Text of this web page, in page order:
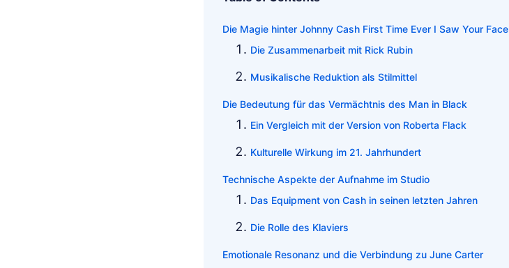
Die Magie hinter Johnny Cash First Time Ever I Saw Your Face
Die Zusammenarbeit mit Rick Rubin
Musikalische Reduktion als Stilmittel
Die Bedeutung für das Vermächtnis des Man in Black
Ein Vergleich mit der Version von Roberta Flack
Kulturelle Wirkung im 21. Jahrhundert
Technische Aspekte der Aufnahme im Studio
Das Equipment von Cash in seinen letzten Jahren
Die Rolle des Klaviers
Emotionale Resonanz und die Verbindung zu June Carter